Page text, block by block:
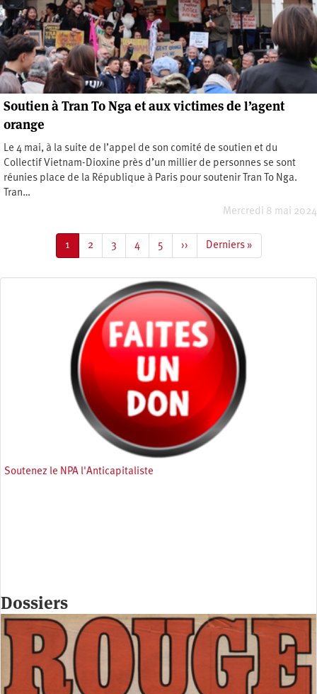
Soutien à Tran To Nga et aux victimes de l’agent
orange
Le 4 mai, à la suite de l’appel de son comité de soutien et du
Collectif Vietnam-Dioxine près d’un millier de personnes se sont
réunies place de la République à Paris pour soutenir Tran To Nga.
Tran…
Mercredi 8 mai 2024
Page
courante
1 Page
2 Page
3 Page
4 Page
5
Page
suivante
››
Dernière
page
Derniers »
Soutenez le NPA l'Anticapitaliste
Dossiers